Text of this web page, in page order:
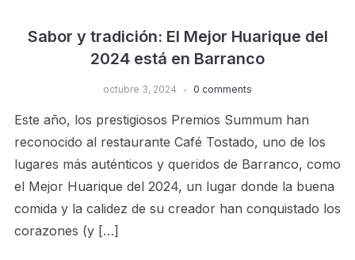
Sabor y tradición: El Mejor Huarique del
2024 está en Barranco
octubre 3, 2024 0 comments
Este año, los prestigiosos Premios Summum han
reconocido al restaurante Café Tostado, uno de los
lugares más auténticos y queridos de Barranco, como
el Mejor Huarique del 2024, un lugar donde la buena
comida y la calidez de su creador han conquistado los
corazones (y […]